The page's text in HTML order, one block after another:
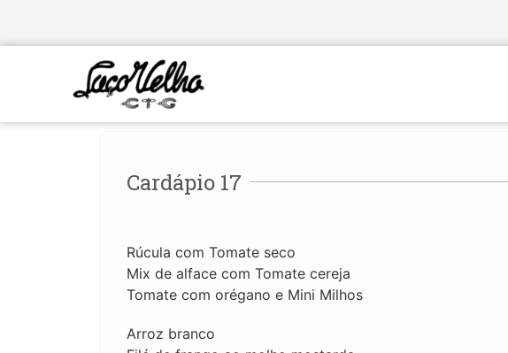
Cardápio 17
Rúcula com Tomate seco
Mix de alface com Tomate cereja
Tomate com orégano e Mini Milhos
Arroz branco